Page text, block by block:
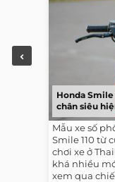
Honda Smile
chân siêu
Mẫu xe số
Smile 110 từ
chơi xe ở
khá nhiều
xem qua